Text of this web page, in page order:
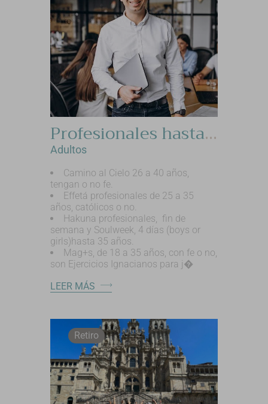
Profesionales hasta 40 años, retiros mixtos.
Adultos
Camino al Cielo 26 a 40 años,
tengan o no fe.
Effetá profesionales de 25 a 35
años, católicos o no.
Hakuna profesionales, fin de
semana y Soulweek, 4 días (boys or
girls)hasta 35 años.
Mag+s, de 18 a 35 años, con fe o no,
son Ejercicios Ignacianos para j�
LEER MÁS
Retiro